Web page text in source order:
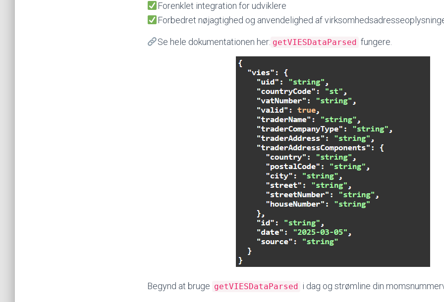
Forenklet integration for udviklere
Forbedret nøjagtighed og anvendelighed af
Se hele dokumentationen her: getVIESDataParsed fungere.
Begynd at bruge getVIESDataParsed i dag og strømline din